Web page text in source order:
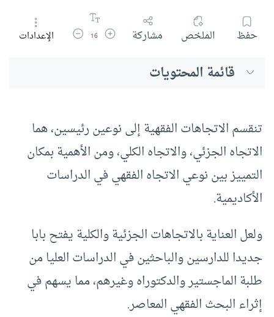
حفظ الملخص مشاركة زيادة حجم الخط
16 تقليل حجم الخط
الإعدادات
قائمة المحتويات
تنقسم الاتجاهات الفقهية إلى نوعين رئيسين، هما
الاتجاه الجزئي، والاتجاه الكلي، ومن الأهمية بمكان
التمييز بين نوعي الاتجاه الفقهي في الدراسات
الأكاديمية.
ولعل العناية بالاتجاهات الجزئية والكلية يفتح بابا
جديدا للدارسين والباحثين في الدراسات العليا من
طلبة الماجستير والدكتوراه وغيرهم، مما يسهم في
إثراء البحث الفقهي المعاصر.